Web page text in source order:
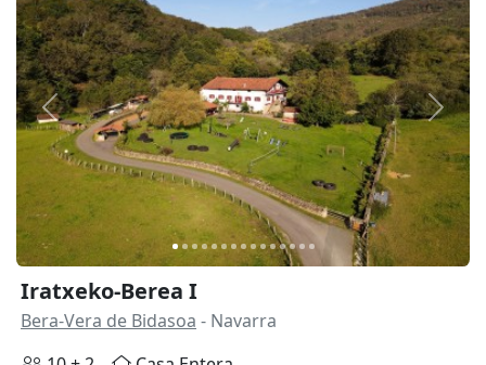
Anterior
Iratxeko-Berea I
Bera-Vera de Bidasoa - Navarra